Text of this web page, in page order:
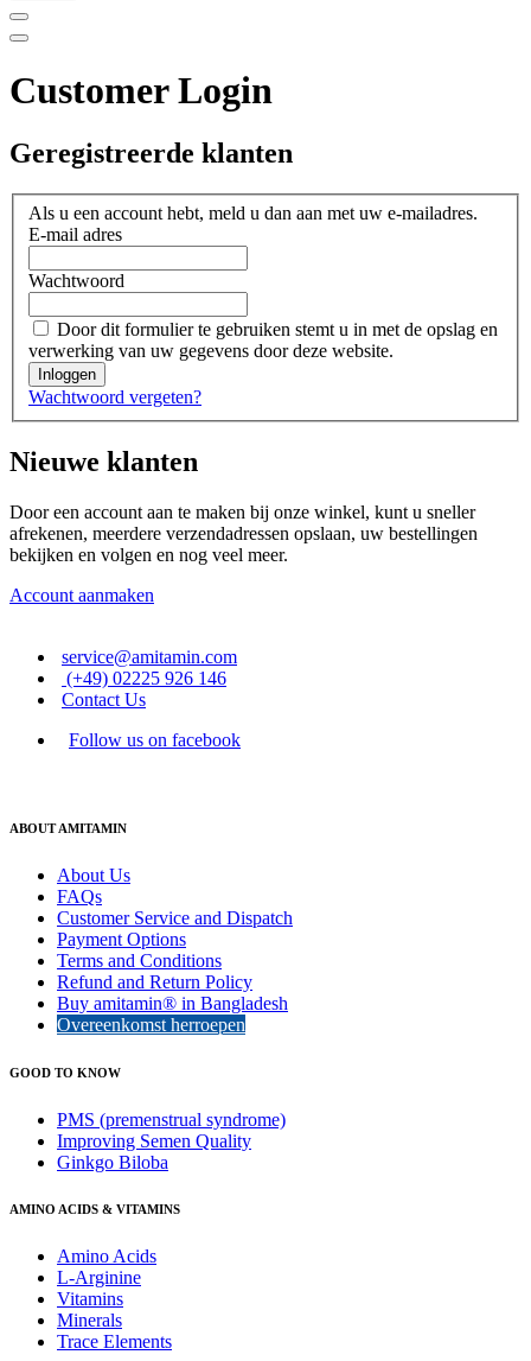
Customer Login
Geregistreerde klanten
Als u een account hebt, meld u dan aan met uw e-mailadres.
E-mail adres
Wachtwoord
Door dit formulier te gebruiken stemt u in met de opslag en
verwerking van uw gegevens door deze website.
Inloggen
Wachtwoord vergeten?
Nieuwe klanten
Door een account aan te maken bij onze winkel, kunt u sneller
afrekenen, meerdere verzendadressen opslaan, uw bestellingen
bekijken en volgen en nog veel meer.
Account aanmaken
service@amitamin.com
(+49) 02225 926 146
Contact Us
Follow us on facebook
ABOUT AMITAMIN
About Us
FAQs
Customer Service and Dispatch
Payment Options
Terms and Conditions
Refund and Return Policy
Buy amitamin® in Bangladesh
Overeenkomst herroepen
GOOD TO KNOW
PMS (premenstrual syndrome)
Improving Semen Quality
Ginkgo Biloba
AMINO ACIDS & VITAMINS
Amino Acids
L-Arginine
Vitamins
Minerals
Trace Elements